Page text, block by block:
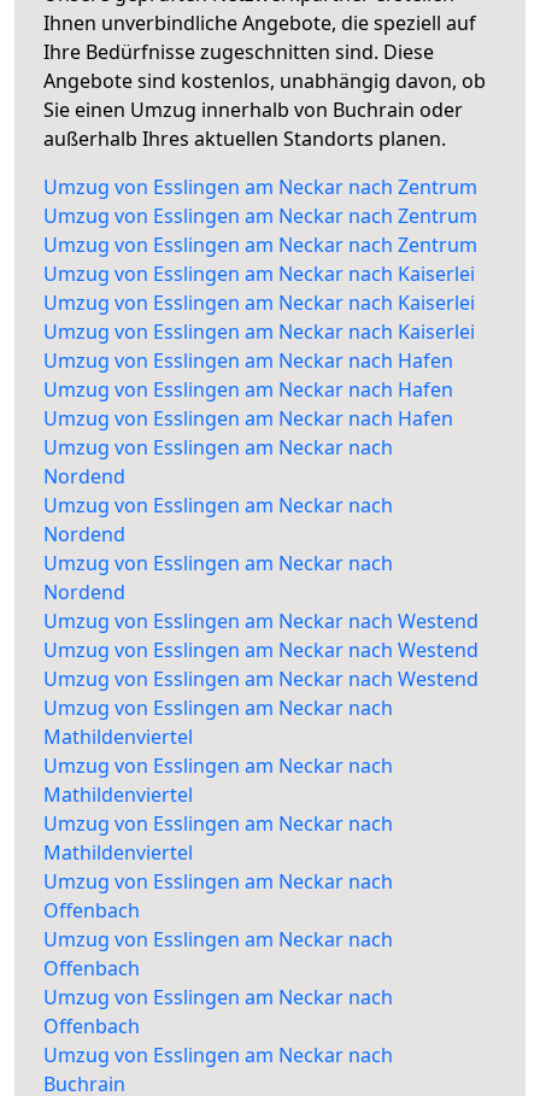
Ihnen unverbindliche Angebote, die speziell auf
Ihre Bedürfnisse zugeschnitten sind. Diese
Angebote sind kostenlos, unabhängig davon, ob
Sie einen Umzug innerhalb von Buchrain oder
außerhalb Ihres aktuellen Standorts planen.
Umzug von Esslingen am Neckar nach Zentrum
Umzug von Esslingen am Neckar nach Zentrum
Umzug von Esslingen am Neckar nach Zentrum
Umzug von Esslingen am Neckar nach Kaiserlei
Umzug von Esslingen am Neckar nach Kaiserlei
Umzug von Esslingen am Neckar nach Kaiserlei
Umzug von Esslingen am Neckar nach Hafen
Umzug von Esslingen am Neckar nach Hafen
Umzug von Esslingen am Neckar nach Hafen
Umzug von Esslingen am Neckar nach
Nordend
Umzug von Esslingen am Neckar nach
Nordend
Umzug von Esslingen am Neckar nach
Nordend
Umzug von Esslingen am Neckar nach Westend
Umzug von Esslingen am Neckar nach Westend
Umzug von Esslingen am Neckar nach Westend
Umzug von Esslingen am Neckar nach
Mathildenviertel
Umzug von Esslingen am Neckar nach
Mathildenviertel
Umzug von Esslingen am Neckar nach
Mathildenviertel
Umzug von Esslingen am Neckar nach
Offenbach
Umzug von Esslingen am Neckar nach
Offenbach
Umzug von Esslingen am Neckar nach
Offenbach
Umzug von Esslingen am Neckar nach
Buchrain